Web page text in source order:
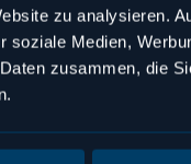
zu analysieren.
soziale Medien,
zusammen, die
von